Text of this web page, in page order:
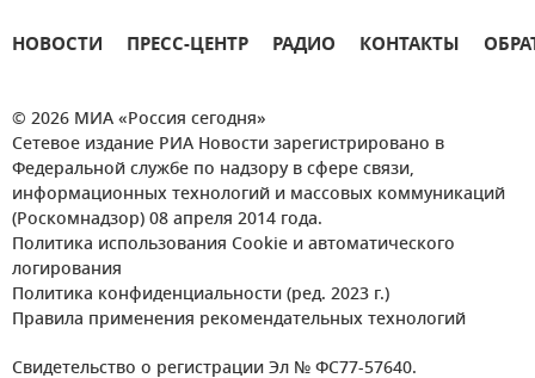
НОВОСТИ ПРЕСС-ЦЕНТР РАДИО КОНТАКТЫ
© 2026 МИА «Россия сегодня»
Сетевое издание РИА Новости зарегистрировано в
Федеральной службе по надзору в сфере связи,
информационных технологий и массовых коммуникаций
(Роскомнадзор) 08 апреля 2014 года.
Политика использования Cookie и автоматического
логирования
Политика конфиденциальности (ред. 2023 г.)
Правила применения рекомендательных технологий
Свидетельство о регистрации Эл № ФС77-57640.